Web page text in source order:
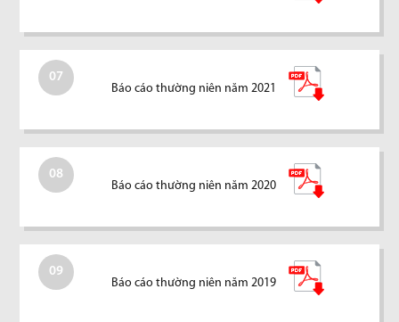
07
Báo cáo thường niên năm 2021
08
Báo cáo thường niên năm 2020
09
Báo cáo thường niên năm 2019